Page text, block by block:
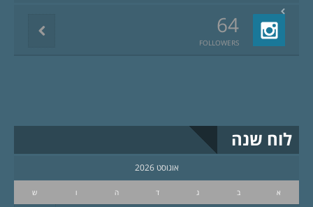
64
FOLLOWERS
לוח שנה
אוגוסט 2026
א ב ג ד ה ו ש